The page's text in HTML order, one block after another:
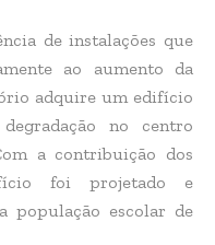
de instalações que
ao aumento da
adquire um edifício
no centro
a contribuição dos
foi projetado e
população escolar de